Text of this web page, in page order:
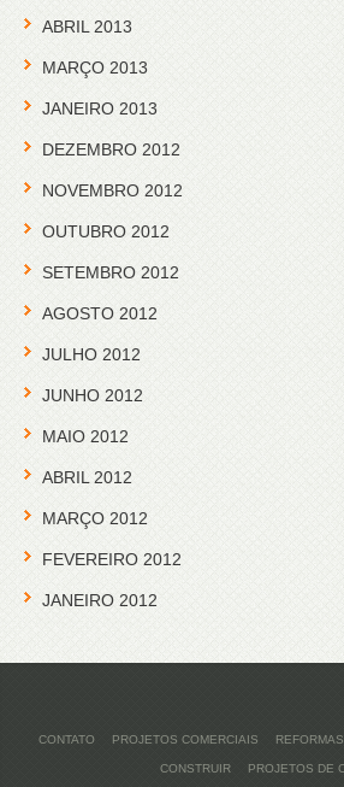
ABRIL 2013
MARÇO 2013
JANEIRO 2013
DEZEMBRO 2012
NOVEMBRO 2012
OUTUBRO 2012
SETEMBRO 2012
AGOSTO 2012
JULHO 2012
JUNHO 2012
MAIO 2012
ABRIL 2012
MARÇO 2012
FEVEREIRO 2012
JANEIRO 2012
CONTATO PROJETOS COMERCIAIS
CONSTRUIR PROJETOS DE